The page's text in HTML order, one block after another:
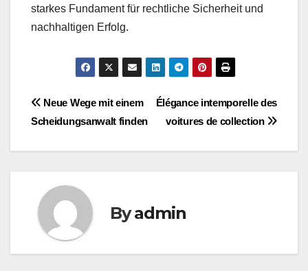
starkes Fundament für rechtliche Sicherheit und
nachhaltigen Erfolg.
Post
navigation
Élégance intemporelle des
voitures de collection
Neue Wege mit einem
Scheidungsanwalt finden
Byadmin